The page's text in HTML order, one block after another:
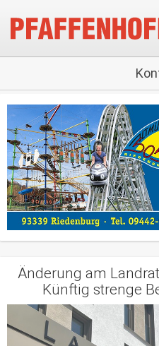
Änderung am
Künftig strenge